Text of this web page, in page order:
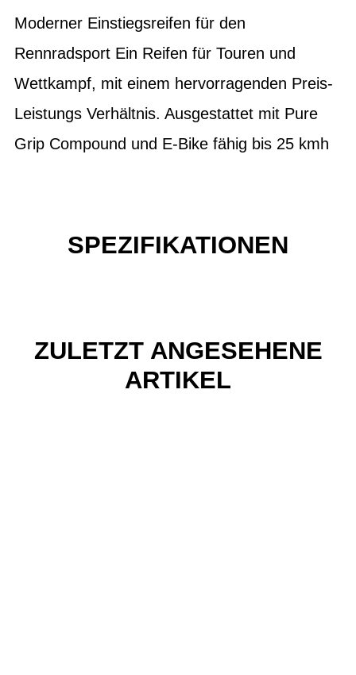
Moderner Einstiegsreifen für den
Rennradsport Ein Reifen für Touren und
Wettkampf, mit einem hervorragenden Preis-
Leistungs Verhältnis. Ausgestattet mit Pure
Grip Compound und E-Bike fähig bis 25 kmh
SPEZIFIKATIONEN
ZULETZT ANGESEHENE
ARTIKEL